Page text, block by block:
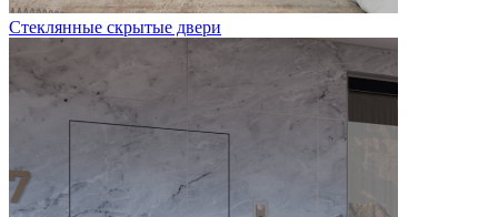
Стеклянные скрытые двери